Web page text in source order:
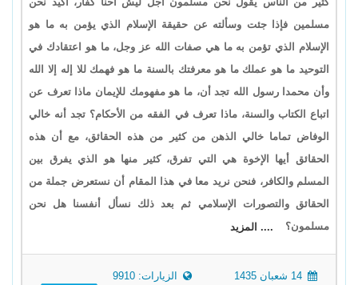
مسلمين فإذا جئت وسألته عن حقيقة الإسلام الذي يؤمن به ما هو
الإسلام الذي تؤمن به ما هي صفات الله عز وجل، ما هو اعتقادك في
التوحيد ما هو عملك ما هو معرفتك بالسنة ما هو فهمك للا إله إلا الله
وأن محمدا رسول الله تجد أن، ما هو مفهومك للإيمان ماذا تعرف عن
اتباع الكتاب والسنة، ماذا تعرف في الفقه من الأحكام؟ تجد أنه خالي
الوفاض تماما خالي الذهن من كثير من هذه الحقائق، مع أن هذه
الحقائق أيها الإخوة هي التي تفرق، كثير منها هو الذي يفرق بين
المسلم والكافر، فنحن نريد معا في هذا المقام أن نستعرض جملة من
الحقائق والتصورات الإسلامي ثم بعد ذلك نسأل أنفسنا هل نحن
مسلمون؟
.... المزيد
الزيارات: 9910